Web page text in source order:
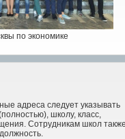
по экономике
адреса следует указывать
школу, класс,
Сотрудникам школ также